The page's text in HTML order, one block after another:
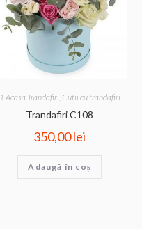
1 Acasa Trandafiri, Cutii cu trandafiri
Trandafiri C108
350,00lei
Adaugă în coș